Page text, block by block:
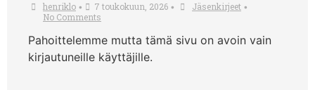
henriklo • 7 toukokuun, 2026 • Jäsenkirjeet •
No Comments
Pahoittelemme mutta tämä sivu on avoin vain
kirjautuneille käyttäjille.